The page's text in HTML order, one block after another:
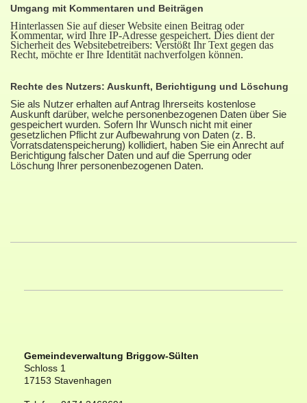
Umgang mit Kommentaren und Beiträgen
Hinterlassen Sie auf dieser Website einen Beitrag oder
Kommentar, wird Ihre IP-Adresse gespeichert. Dies dient der
Sicherheit des Websitebetreibers: Verstößt Ihr Text gegen das
Recht, möchte er Ihre Identität nachverfolgen können.
Rechte des Nutzers: Auskunft, Berichtigung und Löschung
Sie als Nutzer erhalten auf Antrag Ihrerseits kostenlose
Auskunft darüber, welche personenbezogenen Daten über Sie
gespeichert wurden. Sofern Ihr Wunsch nicht mit einer
gesetzlichen Pflicht zur Aufbewahrung von Daten (z. B.
Vorratsdatenspeicherung) kollidiert, haben Sie ein Anrecht auf
Berichtigung falscher Daten und auf die Sperrung oder
Löschung Ihrer personenbezogenen Daten.
Gemeindeverwaltung Briggow-Sülten
Schloss 1
17153 Stavenhagen